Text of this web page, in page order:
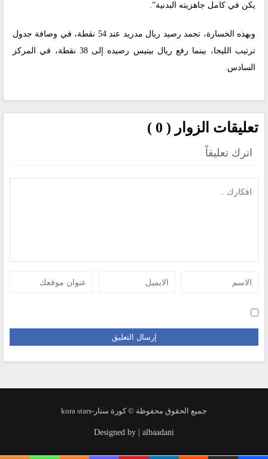
يكن في كامل جاهزيته البدنية”.
وبهذه الخسارة، تجمد رصيد ريال مدريد عند 54 نقطة، في وصافة جدول
ترتيب الليجا، بينما رفع ريال بيتيس رصيده إلى 38 نقطة، في المركز
السادس.
تعليقات الزوار ( 0 )
اترك تعليقاً
جميع الحقوق محفوظة © كورة ستار-kora stars
Designed by | albaadani